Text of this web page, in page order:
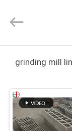
VIDEOS
Casting
All
Reserved.grinding mill